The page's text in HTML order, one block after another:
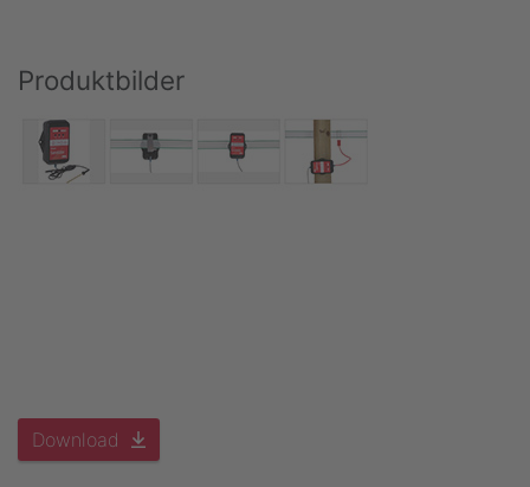
Produktbilder
Download